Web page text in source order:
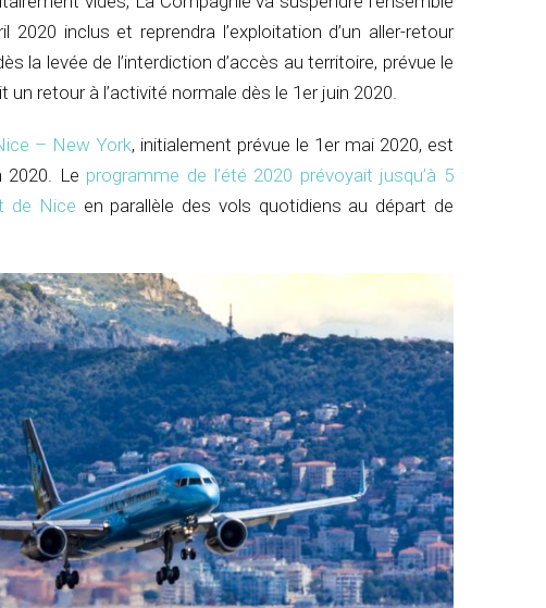
inclus et reprendra l’exploitation d’un aller-retour
la levée de l’interdiction d’accès au territoire, prévue le
retour à l’activité normale dès le 1er juin 2020.
– New York, initialement prévue le 1er mai 2020, est
2020. Le programme de l’été 2020 prévoyait jusqu’à 5
de Nice en parallèle des vols quotidiens au départ de